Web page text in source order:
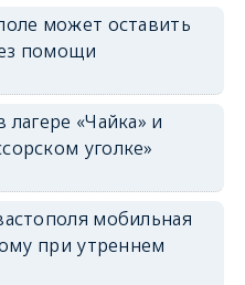
может оставить
помощи
«Чайка» и
уголке»
мобильная
при утреннем